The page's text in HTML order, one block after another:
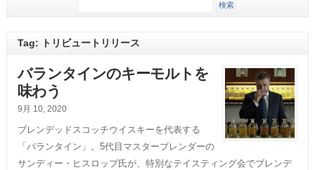
Tag: トリビュートリリース
バランタインのキーモルトを
味わう
9月 10, 2020
ブレンデッドスコッチウイスキーを代表する
「バランタイン」。5代目マスターブレンダーの
サンディー・ヒスロップ氏が、特別なテイスティング会でブレンデ